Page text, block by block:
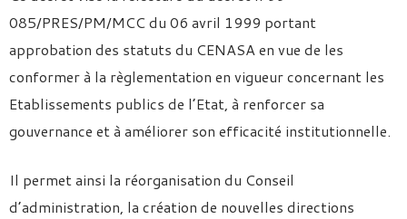
085/PRES/PM/MCC du 06 avril 1999 portant
approbation des statuts du CENASA en vue de les
conformer à la règlementation en vigueur concernant les
Etablissements publics de l’Etat, à renforcer sa
gouvernance et à améliorer son efficacité institutionnelle.
Il permet ainsi la réorganisation du Conseil
d’administration, la création de nouvelles directions